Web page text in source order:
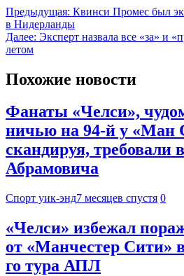
Предыдущая: Квинси Промес был
в Нидерланды
Далее: Эксперт назвала все «за» и
летом
Похожие новости
Фанаты «Челси»,
ничью на 94-й у «Ман
скандируя, требовали
Абрамовича
Спорт уик-энд7 месяцев спустя 0
«Челси» избежал
от «Манчестер Сити»
го тура АПЛ